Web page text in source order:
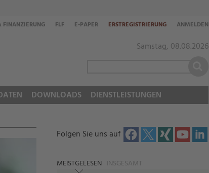
Samstag, 08.08.2026
FLF E-PAPER ERSTREGISTRIERUNG ANMELDEN
Folgen Sie uns auf
MEISTGELESEN INSGESAMT
DOWNLOADS DIENSTLEISTUNGEN